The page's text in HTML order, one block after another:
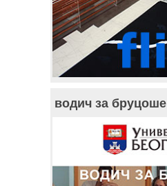
водич за бруцоше